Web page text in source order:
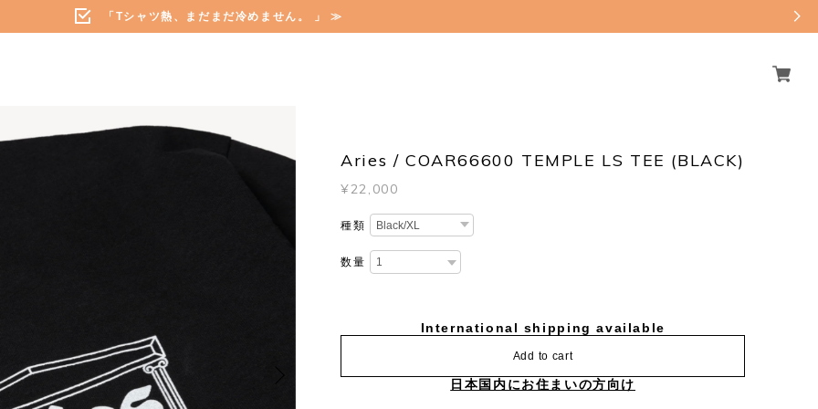
「Tシャツ熱、まだまだ冷めません。 」 ≫
Aries / COAR66600 TEMPLE LS TEE (BLACK)
¥22,000
種類
数量
International shipping available
Add to cart
日本国内にお住まいの方向け